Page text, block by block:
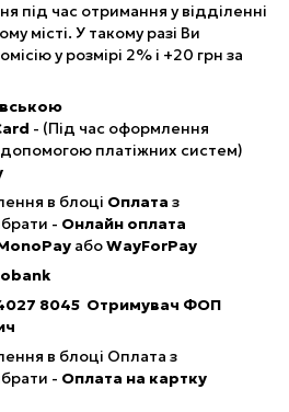
під час отримання у відділенні
місті. У такому разі Ви
у розмірі 2% і +20 грн за
- (Під час оформлення
допомогою платіжних систем)
в блоці Оплата з
- Онлайн оплата
абоWayForPay
8045 Отримувач ФОП
в блоці Оплата з
- Оплата на картку